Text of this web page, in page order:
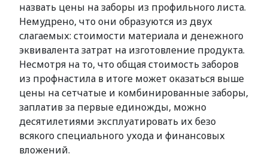
назвать цены на заборы из профильного листа.
Немудрено, что они образуются из двух
слагаемых: стоимости материала и денежного
эквивалента затрат на изготовление продукта.
Несмотря на то, что общая стоимость заборов
из профнастила в итоге может оказаться выше
цены на сетчатые и комбинированные заборы,
заплатив за первые единожды, можно
десятилетиями эксплуатировать их безо
всякого специального ухода и финансовых
вложений.